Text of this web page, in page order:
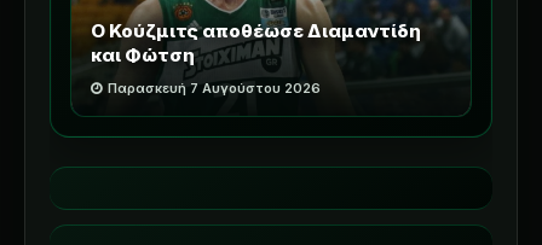
Ο Κούζμιτς αποθέωσε Διαμαντίδη
και Φώτση
Παρασκευή 7 Αυγούστου 2026